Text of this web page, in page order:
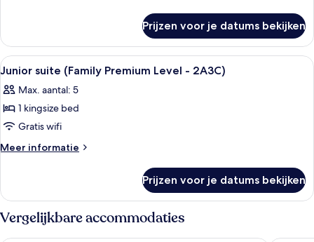
-
3A2C)
laden
suite
(Family
Premium
-
3A2C)
Prijzen voor je datums bekijken
Alle
foto's
voor
Junior
suite
(Family
-
laden
Een hotelkamer met twee bedden,
4
Junior suite (Family Premium Level - 2A3C)
Max. aantal: 5
1 kingsize bed
Gratis wifi
Meer informatie
Meer
suite
Premium
Prijzen voor je datums bekijken
Vergelijkbare accommodaties